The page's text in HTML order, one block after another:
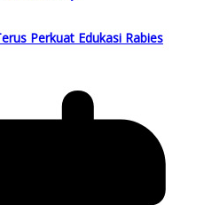
Perkuat Edukasi Rabies